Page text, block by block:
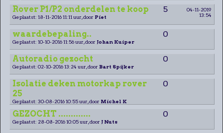
Rover P1/P2 onderdelen te koop 5
04-11-2019
13:54
Geplaatst: 18-11-2016 11:11 uur, door Piet
waardebepaling.. 0
Geplaatst: 10-10-2016 11:56 uur, door Johan Kuiper
Autoradio gezocht 0
Geplaatst: 02-10-2016 13:24 uur, door Bart Spijker
Isolatie deken motorkap rover
25
0
Geplaatst: 30-08-2016 10:55 uur, door Michel K
GEZOCHT ............. 0
Geplaatst: 28-08-2016 10:05 uur, door J Nuts